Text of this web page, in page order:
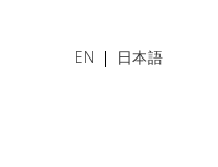
EN 日本語